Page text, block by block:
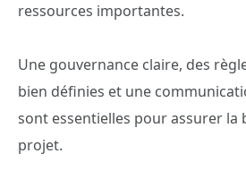
ressources importantes.
Une gouvernance claire, des
bien définies et une
sont essentielles pour assurer la
projet.